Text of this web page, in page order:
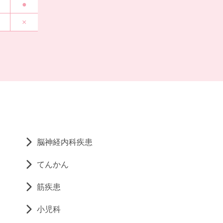
●
×
脳神経内科疾患
てんかん
筋疾患
小児科